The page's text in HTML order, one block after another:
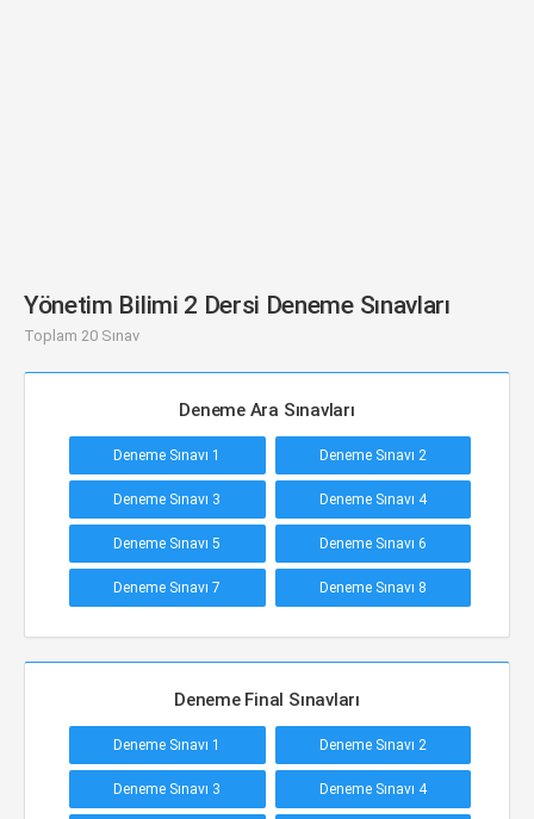
Yönetim Bilimi 2 Dersi Deneme Sınavları
Toplam 20 Sınav
Deneme Ara Sınavları
Deneme Sınavı 1 Deneme Sınavı 2
Deneme Sınavı 3 Deneme Sınavı 4
Deneme Sınavı 5 Deneme Sınavı 6
Deneme Sınavı 7 Deneme Sınavı 8
Deneme Final Sınavları
Deneme Sınavı 1 Deneme Sınavı 2
Deneme Sınavı 3 Deneme Sınavı 4